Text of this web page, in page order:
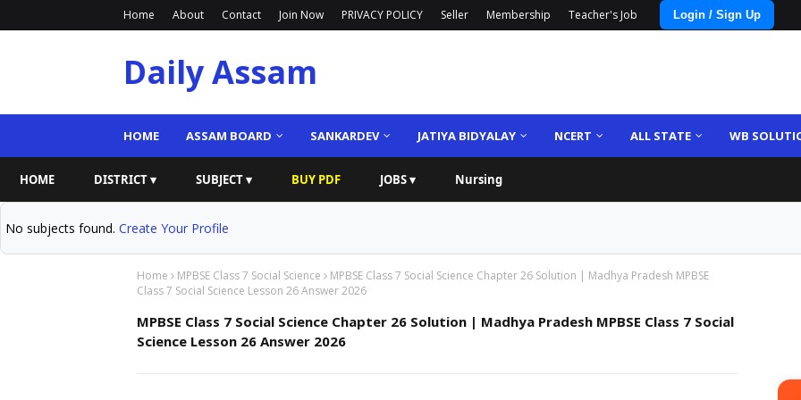
Home About Contact Join Now PRIVACY POLICY Seller Membership Teacher's Job Login / Sign Up
Daily Assam
HOME ASSAM BOARD SANKARDEV JATIYA BIDYALAY NCERT ALL STATE WB
HOME DISTRICT ▾ SUBJECT ▾ BUY PDF JOBS ▾ Nursing
No subjects found. Create Your Profile
Home MPBSE Class 7 Social Science
MPBSE Class 7 Social Science Chapter 26 Solution | Madhya Pradesh MPBSE
Class 7 Social Science Lesson 26 Answer 2026
MPBSE Class 7 Social Science Chapter 26 Solution | Madhya Pradesh MPBSE Class 7 Social
Science Lesson 26 Answer 2026